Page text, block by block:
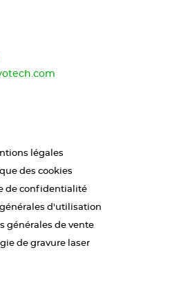
légales
des cookies
de confidentialité
d'utilisation
générales de vente
de gravure laser